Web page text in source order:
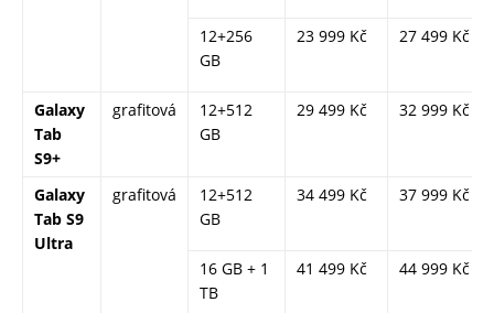
12+256
GB
23 999 Kč 27 499 Kč
Galaxy
Tab
S9+
grafitová
12+512
GB
29 499 Kč 32 999 Kč
Galaxy
Tab S9
Ultra
grafitová
12+512
GB
34 499 Kč 37 999 Kč
16 GB + 1
TB
41 499 Kč 44 999 Kč